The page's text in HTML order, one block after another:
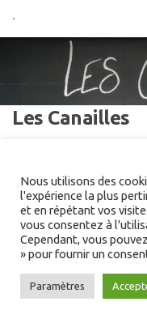
.
Les Canailles
Tel 0247615433
Nous utilisons des
l'expérience la plus
et en répétant vos
vous consentez à
Cependant, vous
» pour fournir un
Paramètres